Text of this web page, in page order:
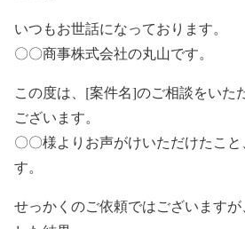
いつもお世話になっております。
〇〇商事株式会社の丸山です。
この度は、[案件名]のご相談をいた
ございます。
〇〇様よりお声がけいただけたこ
す。
せっかくのご依頼ではございます